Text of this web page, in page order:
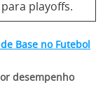
para playoffs.
Base no Futebol
desempenho